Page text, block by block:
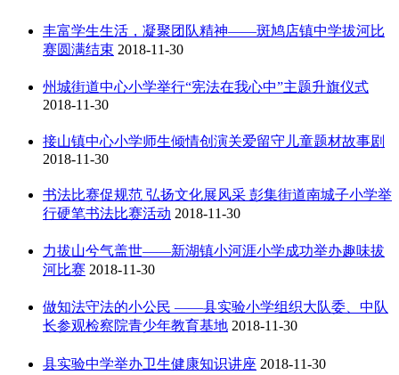
丰富学生生活，凝聚团队精神——斑鸠店镇中学拔河比
赛圆满结束 2018-11-30
州城街道中心小学举行“宪法在我心中”主题升旗仪式
2018-11-30
接山镇中心小学师生倾情创演关爱留守儿童题材故事剧
2018-11-30
书法比赛促规范 弘扬文化展风采 彭集街道南城子小学举
行硬笔书法比赛活动 2018-11-30
力拔山兮气盖世——新湖镇小河涯小学成功举办趣味拔
河比赛 2018-11-30
做知法守法的小公民 ——县实验小学组织大队委、中队
长参观检察院青少年教育基地 2018-11-30
县实验中学举办卫生健康知识讲座 2018-11-30